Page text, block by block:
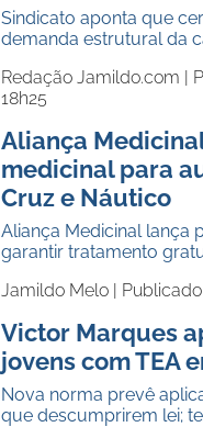
Sindicato aponta que
demanda estrutural da
Redação Jamildo.com |
18h25
Aliança
medicinal para
Cruz e Náutico
Aliança Medicinal lança
garantir tratamento
Jamildo Melo |
Victor Marques
jovens com TEA
Nova norma prevê
que descumprirem lei;